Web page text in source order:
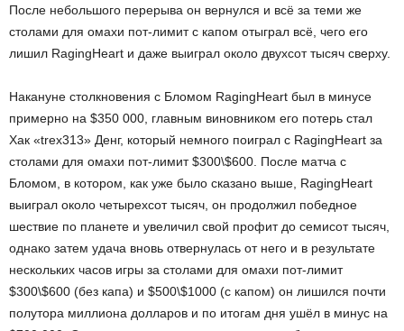
После небольшого перерыва он вернулся и всё за теми же
столами для омахи пот-лимит с капом отыграл всё, чего его
лишил RagingHeart и даже выиграл около двухсот тысяч сверху.
Накануне столкновения с Бломом RagingHeart был в минусе
примерно на $350 000, главным виновником его потерь стал
Хак «trex313» Денг, который немного поиграл с RagingHeart за
столами для омахи пот-лимит $300\$600. После матча с
Бломом, в котором, как уже было сказано выше, RagingHeart
выиграл около четырехсот тысяч, он продолжил победное
шествие по планете и увеличил свой профит до семисот тысяч,
однако затем удача вновь отвернулась от него и в результате
нескольких часов игры за столами для омахи пот-лимит
$300\$600 (без капа) и $500\$1000 (с капом) он лишился почти
полутора миллиона долларов и по итогам дня ушёл в минус на